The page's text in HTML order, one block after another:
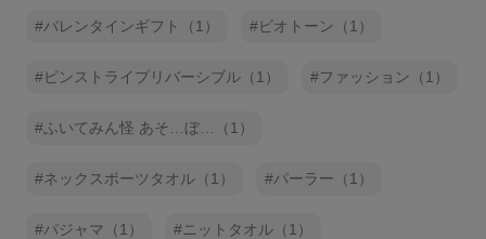
バレンタインギフト（1） ビオトーン（1）
ピンストライプリバーシブル（1） ファッション（1）
ふいてみん怪 あそ…ぼ…（1）
ネックスポーツタオル（1） パーラー（1）
パジャマ（1） ニットタオル（1）